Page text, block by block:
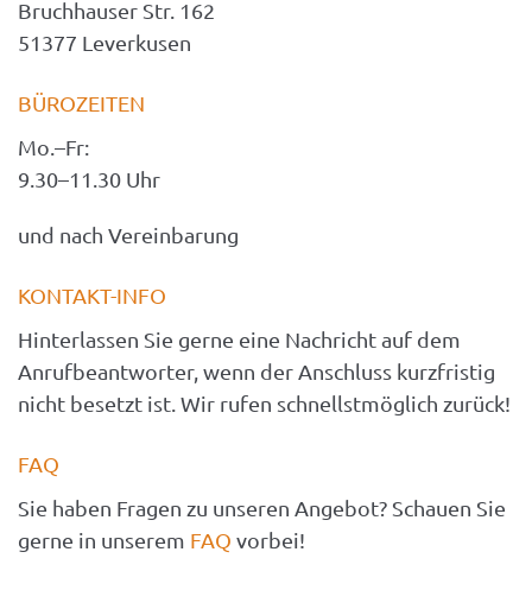
Bruchhauser Str. 162
51377 Leverkusen
BÜROZEITEN
Mo.–Fr:
9.30–11.30 Uhr
und nach Vereinbarung
KONTAKT-INFO
Hinterlassen Sie gerne eine Nachricht auf dem
Anrufbeantworter, wenn der Anschluss kurzfristig
nicht besetzt ist. Wir rufen schnellstmöglich zurück!
FAQ
Sie haben Fragen zu unseren Angebot? Schauen Sie
gerne in unserem FAQ vorbei!